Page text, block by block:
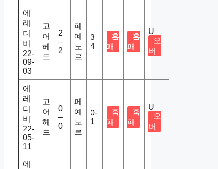
에
레
디
비
22-
09-
03
고
어
헤
드
2
–
2
페
예
노
르
3-
4
홈
패
홈
패
U
오
버
에
레
디
비
22-
05-
11
고
어
헤
드
0
–
0
페
예
노
르
0-
1
홈
패
홈
패
U
오
버
에